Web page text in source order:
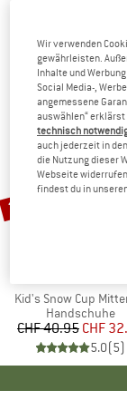
Artikel
Kid's Snow Cup
Produktgruppe
Handschuhe
Preis
CHF 40.95 CHF
5.0(5)
Rabatt
20%
Wir verwenden
gewährleisten.
Inhalte und
Social Media-,
angemessene
auswählen“
technisch
auch jederzeit in
die Nutzung dieser
Webseite
findest du in